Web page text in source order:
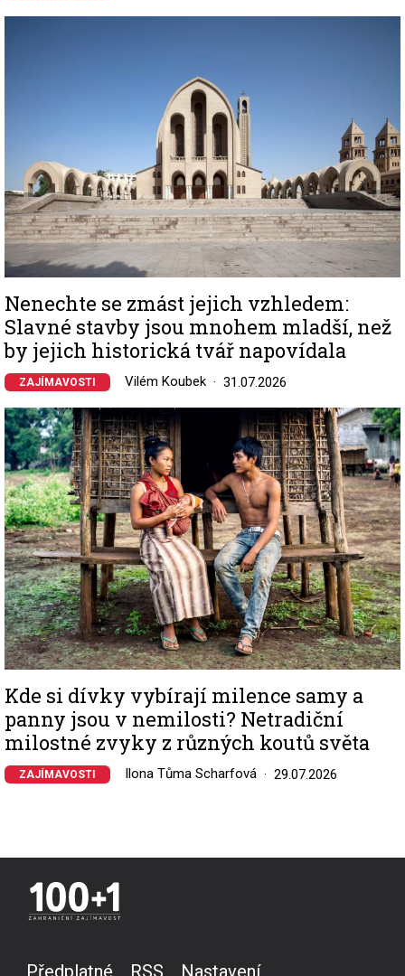
Nenechte se zmást jejich vzhledem:
Slavné stavby jsou mnohem mladší, než
by jejich historická tvář napovídala
ZAJÍMAVOSTI Vilém Koubek 31.07.2026
Image
Kde si dívky vybírají milence samy a
panny jsou v nemilosti? Netradiční
milostné zvyky z různých koutů světa
ZAJÍMAVOSTI Ilona Tůma Scharfová 29.07.2026